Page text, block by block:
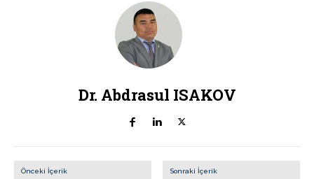
Dr. Abdrasul ISAKOV
Önceki İçerik Sonraki İçerik